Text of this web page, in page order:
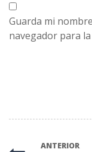
Guarda mi
navegador para
ANTERIOR